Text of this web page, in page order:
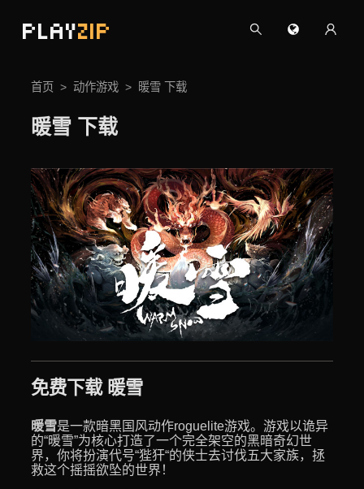
PLAYZIP
首页 动作游戏 暖雪 下载
暖雪 下载
免费下载 暖雪
暖雪是一款暗黑国风动作roguelite游戏。游戏以诡异
的“暖雪”为核心打造了一个完全架空的黑暗奇幻世
界，你将扮演代号“狴犴“的侠士去讨伐五大家族，拯
救这个摇摇欲坠的世界！